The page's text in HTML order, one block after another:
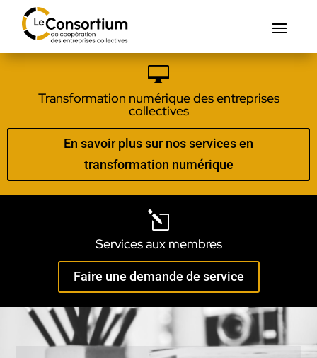

Transformation numérique des entreprises
collectives
En savoir plus sur nos services en
transformation numérique
l
Services aux membres
Faire une demande de service